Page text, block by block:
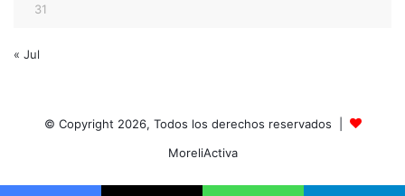
31
« Jul
© Copyright 2026, Todos los derechos reservados |
MoreliActiva